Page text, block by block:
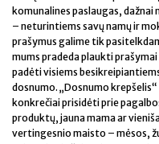
komunalines paslaugas,
– neturintiems savų namų ir
prašymus galime tik
mums pradeda plaukti
padėti visiems
dosnumo. „Dosnumo
konkrečiai prisidėti prie
produktų, jauna mama ar
vertingesnio maisto – mėsos,